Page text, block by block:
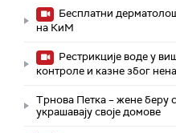
Бесплатни
на КиМ
Рестрикције воде у
контроле и казне због
Трнова Петка – жене беру
украшавају своје домове